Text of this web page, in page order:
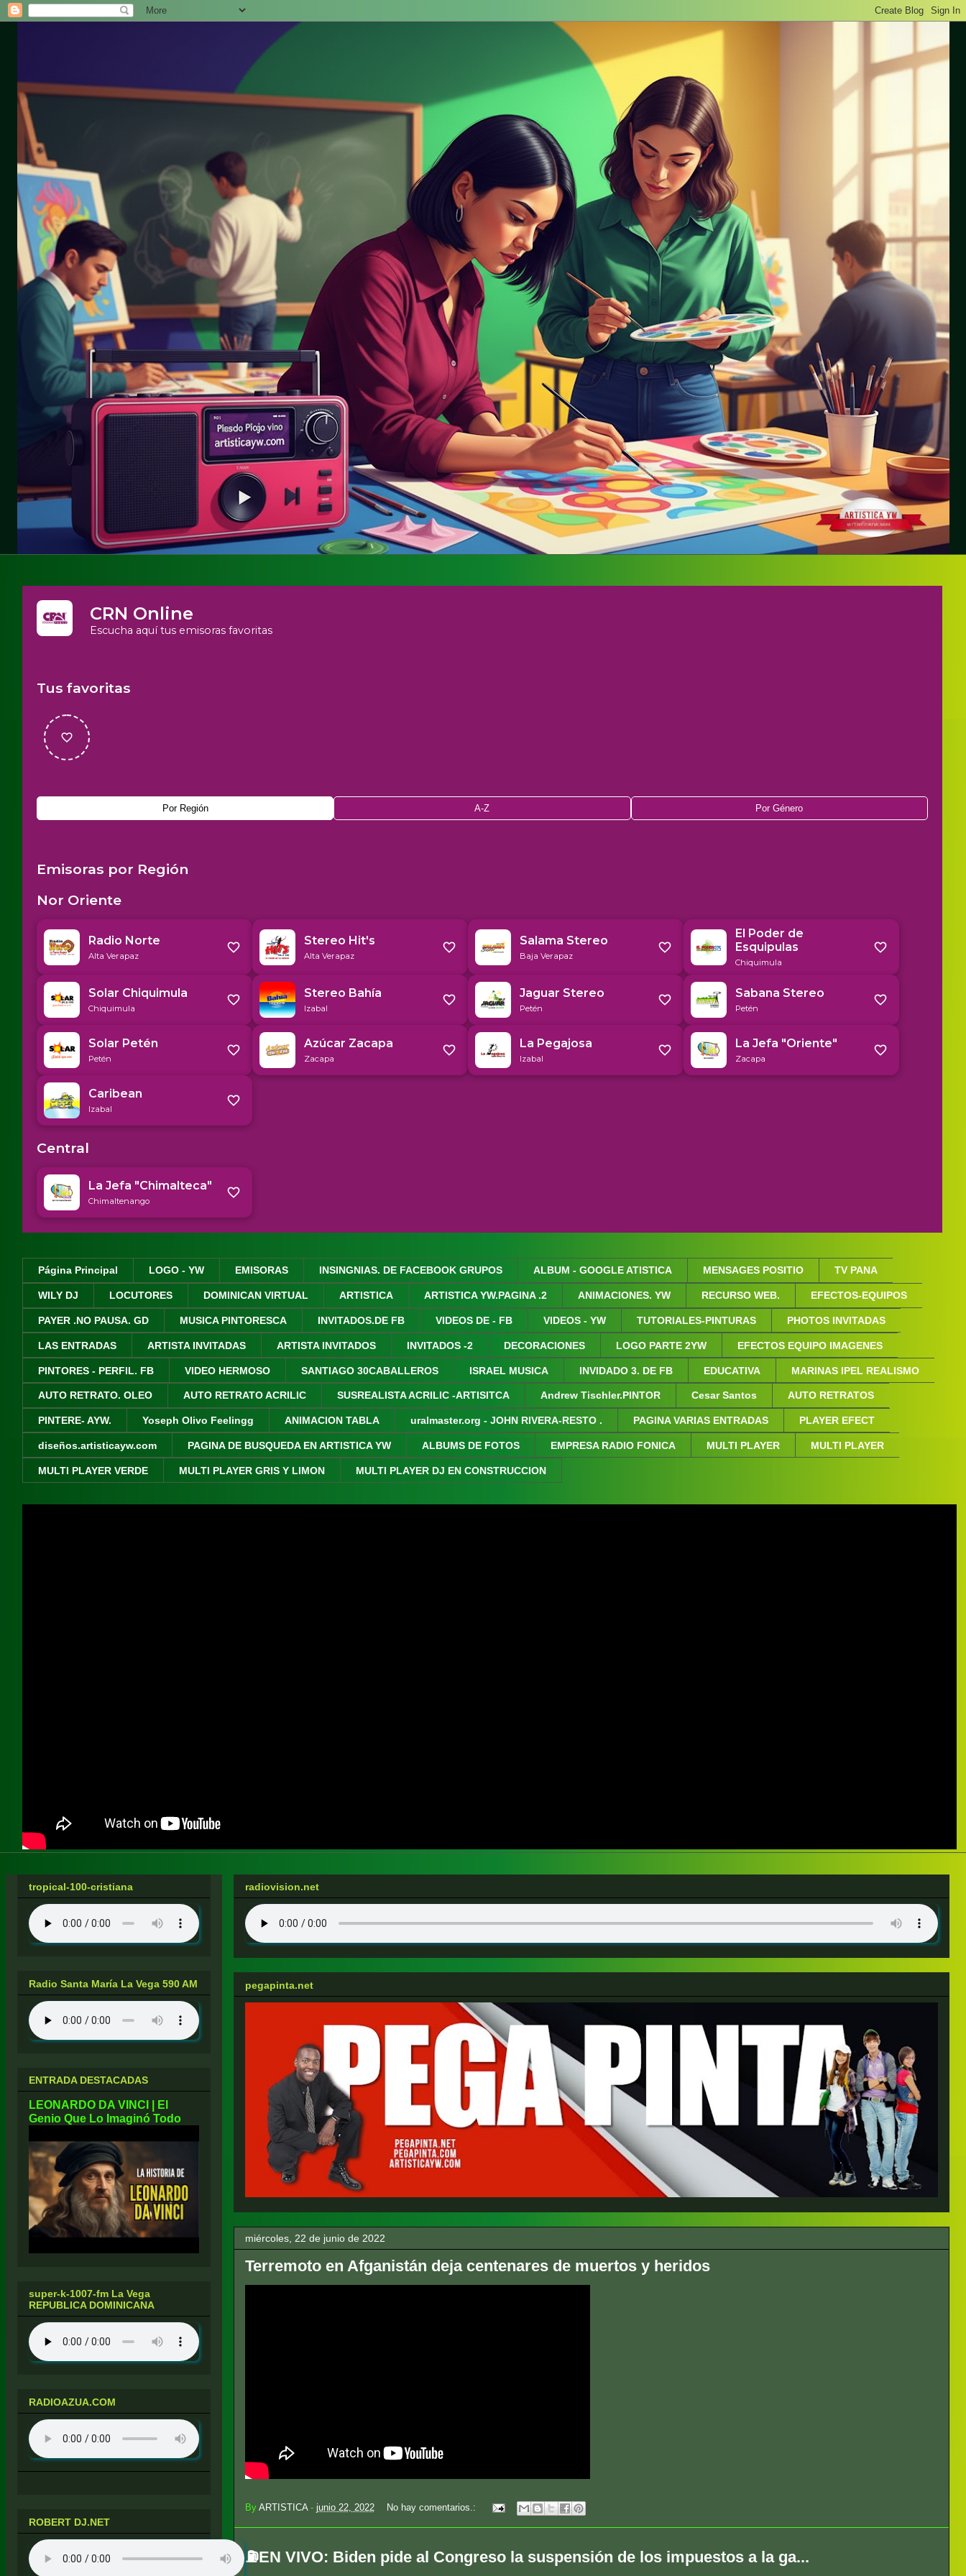
Página Principal LOGO - YW EMISORAS INSINGNIAS. DE FACEBOOK GRUPOS ALBUM - GOOGLE ATISTICA MENSAGES POSITIO TV PANA
WILY DJ LOCUTORES DOMINICAN VIRTUAL ARTISTICA ARTISTICA YW.PAGINA .2 ANIMACIONES. YW RECURSO WEB. EFECTOS-EQUIPOS
PAYER .NO PAUSA. GD MUSICA PINTORESCA INVITADOS.DE FB VIDEOS DE - FB VIDEOS - YW TUTORIALES-PINTURAS PHOTOS INVITADAS
LAS ENTRADAS ARTISTA INVITADAS ARTISTA INVITADOS INVITADOS -2 DECORACIONES LOGO PARTE 2YW EFECTOS EQUIPO IMAGENES
PINTORES - PERFIL. FB VIDEO HERMOSO SANTIAGO 30CABALLEROS ISRAEL MUSICA INVIDADO 3. DE FB EDUCATIVA MARINAS IPEL REALISMO
AUTO RETRATO. OLEO AUTO RETRATO ACRILIC SUSREALISTA ACRILIC -ARTISITCA Andrew Tischler.PINTOR Cesar Santos AUTO RETRATOS
PINTERE- AYW. Yoseph Olivo Feelingg ANIMACION TABLA uralmaster.org - JOHN RIVERA-RESTO . PAGINA VARIAS ENTRADAS PLAYER EFECT
diseños.artisticayw.com PAGINA DE BUSQUEDA EN ARTISTICA YW ALBUMS DE FOTOS EMPRESA RADIO FONICA MULTI PLAYER MULTI PLAYER
MULTI PLAYER VERDE MULTI PLAYER GRIS Y LIMON MULTI PLAYER DJ EN CONSTRUCCION
radiovision.net
pegapinta.net
miércoles, 22 de junio de 2022
Terremoto en Afganistán deja centenares de muertos y heridos
By ARTISTICA - junio 22, 2022 No hay comentarios.:
⛽️EN VIVO: Biden pide al Congreso la suspensión de los impuestos a la ga...
tropical-100-cristiana
Radio Santa María La Vega 590 AM
ENTRADA DESTACADAS
LEONARDO DA VINCI | El
Genio Que Lo Imaginó Todo
super-k-1007-fm La Vega
REPUBLICA DOMINICANA
RADIOAZUA.COM
ROBERT DJ.NET